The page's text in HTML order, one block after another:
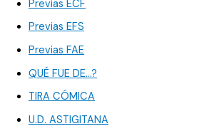
Previas ECF
Previas EFS
Previas FAE
QUÉ FUE DE…?
TIRA CÓMICA
U.D. ASTIGITANA